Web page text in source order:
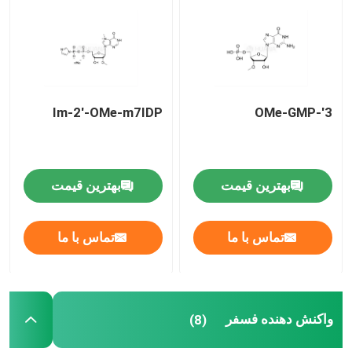
درباره ما
با ما تماس بگیرید
موارد
3'-OMe-GMP
بهترین قیمت
تماس با ما
Im-2'-OMe-m7IDP
بهترین قیمت
تماس با ما
واکنش دهنده فسفر (8)